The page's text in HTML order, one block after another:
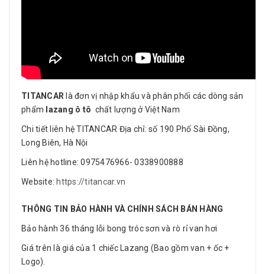
TITANCAR là đơn vị nhập khẩu và phân phối các dòng sản
phẩm lazang ô tô chất lượng ở Việt Nam
Chi tiết liên hệ TITANCAR Địa chỉ: số 190 Phố Sài Đồng,
Long Biên, Hà Nội
Liên hệ hotline: 0975476966- 0338900888
Website: https://titancar.vn
THÔNG TIN BẢO HÀNH VÀ CHÍNH SÁCH BÁN HÀNG
Bảo hành 36 tháng lỗi bong tróc sơn và rò rỉ van hơi
Giá trên là giá của 1 chiếc Lazang (Bao gồm van + ốc +
Logo).